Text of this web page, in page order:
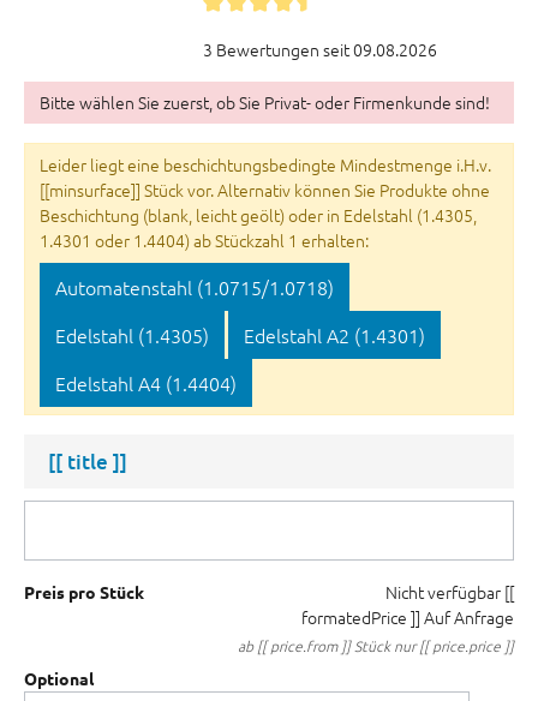
3 Bewertungen seit 09.08.2026
Bitte wählen Sie zuerst, ob Sie Privat- oder Firmenkunde sind!
Leider liegt eine beschichtungsbedingte Mindestmenge i.H.v.
[[minsurface]] Stück vor. Alternativ können Sie Produkte ohne
Beschichtung (blank, leicht geölt) oder in Edelstahl (1.4305,
1.4301 oder 1.4404) ab Stückzahl 1 erhalten:
Automatenstahl (1.0715/1.0718)
Edelstahl (1.4305)
Edelstahl A2 (1.4301)
Edelstahl A4 (1.4404)
[[ title ]]
Preis pro Stück Nicht verfügbar [[
formatedPrice ]] Auf Anfrage
ab [[ price.from ]] Stück nur [[ price.price ]]
Optional